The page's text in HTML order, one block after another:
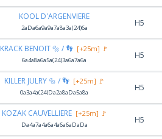
KOOL D'ARGENVIERE
2aDa6a9a9a7a8a3a(24)6a H5
KRACK BENOIT 🔩 / 👣 [+25m] 🚩
6a4a8a6a5a(24)3a6a7a6a H5
KILLER JULRY 🔩 / 👣 [+25m] 🚩
0a3a4a(24)Da2a8aDa5a8a H5
KOZAK CAUVELLIERE [+25m] 🚩
Da4a7a4a6a4a6a6aDaDa H5